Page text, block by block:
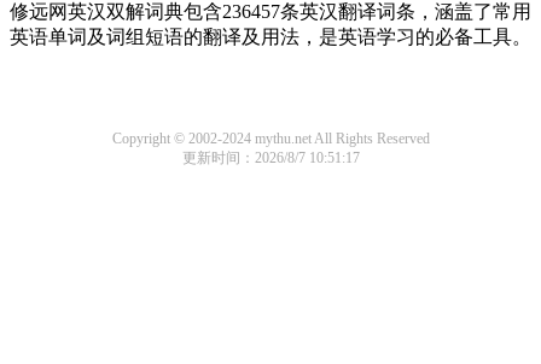
修远网英汉双解词典包含236457条英汉翻译词条，涵盖了常用
英语单词及词组短语的翻译及用法，是英语学习的必备工具。
Copyright © 2002-2024 mythu.net All Rights Reserved
更新时间：2026/8/7 10:51:17